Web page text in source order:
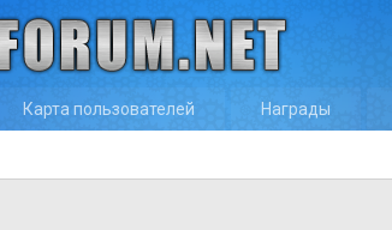
Карта пользователей Награды